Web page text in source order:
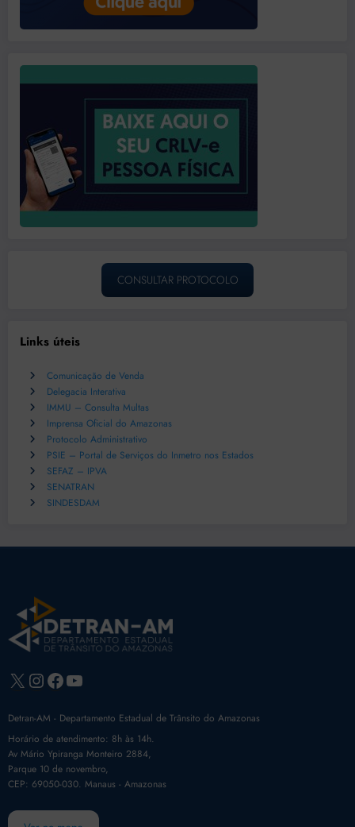
CONSULTAR PROTOCOLO
Links úteis
Comunicação de Venda
Delegacia Interativa
IMMU – Consulta Multas
Imprensa Oficial do Amazonas
Protocolo Administrativo
PSIE – Portal de Serviços do Inmetro nos Estados
SEFAZ – IPVA
SENATRAN
SINDESDAM
X Instagram
Facebook
Youtube
Detran-AM - Departamento Estadual de Trânsito do Amazonas
Horário de atendimento: 8h às 14h.
Av Mário Ypiranga Monteiro 2884,
Parque 10 de novembro,
CEP: 69050-030. Manaus - Amazonas